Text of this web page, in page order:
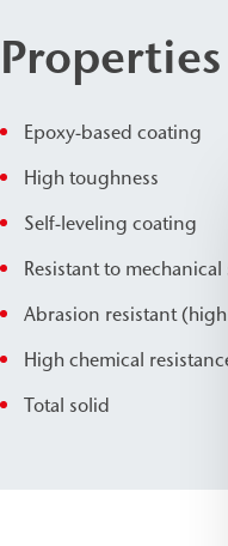
Properties
Epoxy-based coating
High toughness
Self-leveling coating
Resistant to mechanical
Abrasion resistant
High chemical
Total solid